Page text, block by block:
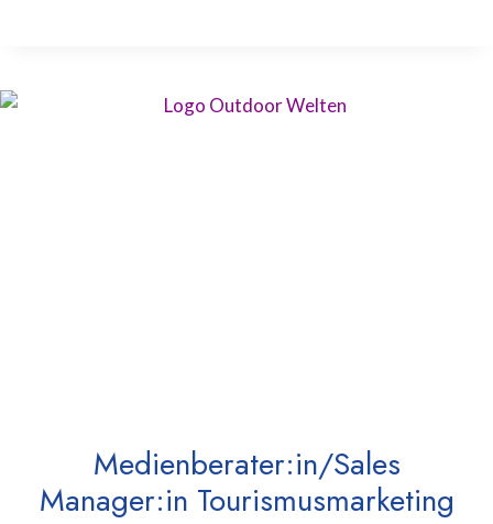
Medienberater:in/Sales
Manager:in Tourismusmarketing